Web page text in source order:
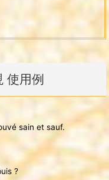
使用例
sain et sauf.
?